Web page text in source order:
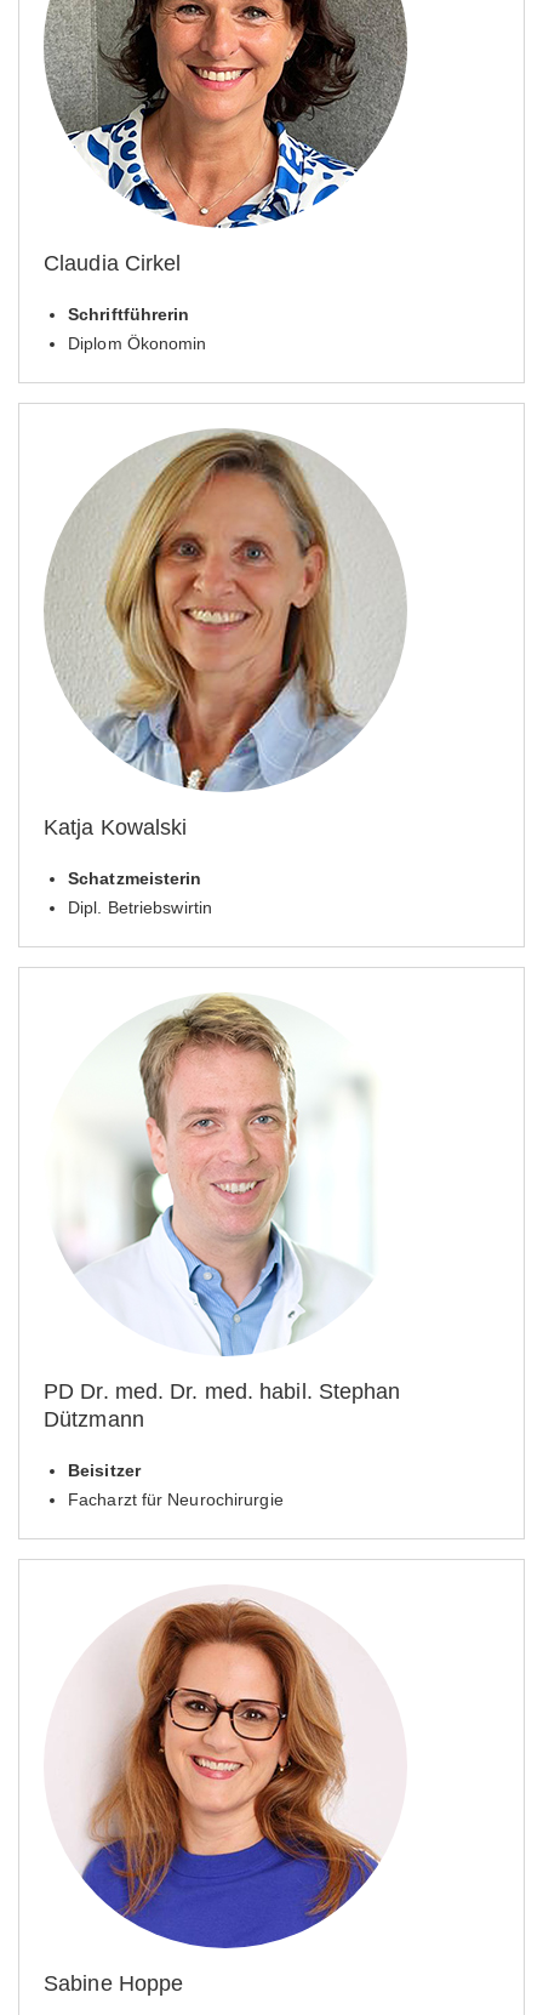
Claudia Cirkel
Schriftführerin
Diplom Ökonomin
Katja Kowalski
Schatzmeisterin
Dipl. Betriebswirtin
PD Dr. med. Dr. med. habil. Stephan
Dützmann
Beisitzer
Facharzt für Neurochirurgie
Sabine Hoppe